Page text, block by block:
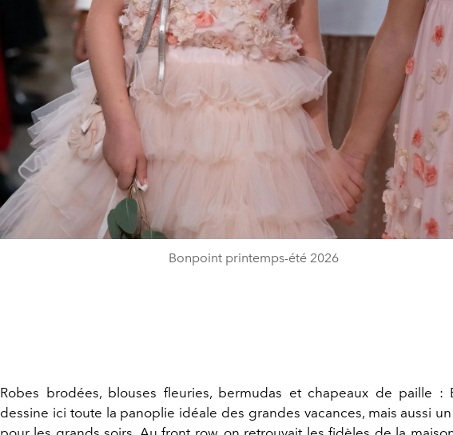
Bonpoint printemps-été 2026
Robes brodées, blouses fleuries, bermudas et chapeaux de paille :
dessine ici toute la panoplie idéale des grandes vacances, mais aussi